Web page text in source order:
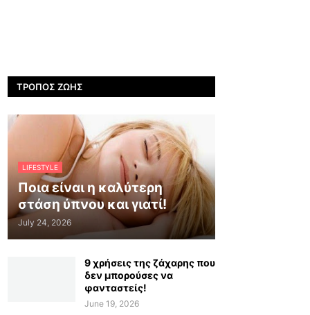
ΤΡΌΠΟΣ ΖΩΉΣ
LIFESTYLE
Ποια είναι η καλύτερη
στάση ύπνου και γιατί!
July 24, 2026
9 χρήσεις της ζάχαρης που
δεν μπορούσες να
φανταστείς!
June 19, 2026